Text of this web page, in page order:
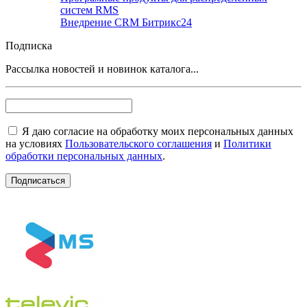
систем RMS
Внедрение CRM Битрикс24
Подписка
Рассылка новостей и новинок каталога...
Я даю согласие на обработку моих персональных данных
на условиях Пользовательского соглашения и Политики
обработки персональных данных.